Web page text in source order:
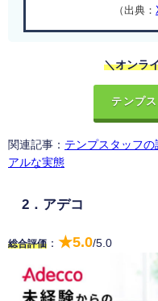
（出典：
＼オンラ
テンプ
関連記事： テンプスタッフ
アルな実態
2．アデコ
総合評価 ： ★5.0/5.0